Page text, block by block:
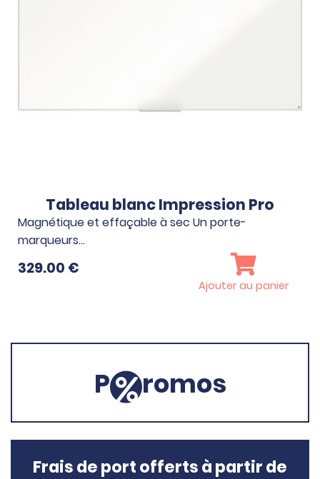
Tableau blanc Impression Pro
Magnétique et effaçable à sec Un porte-
marqueurs…
329.00 €
Ajouter au panier
P romos
Frais de port offerts à partir de